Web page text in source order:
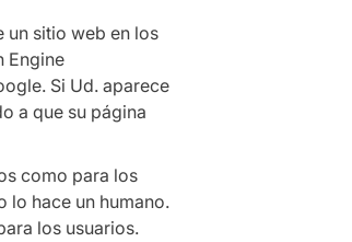
un sitio web en los
Engine
Si Ud. aparece
a que su página
como para los
lo hace un humano.
los usuarios.